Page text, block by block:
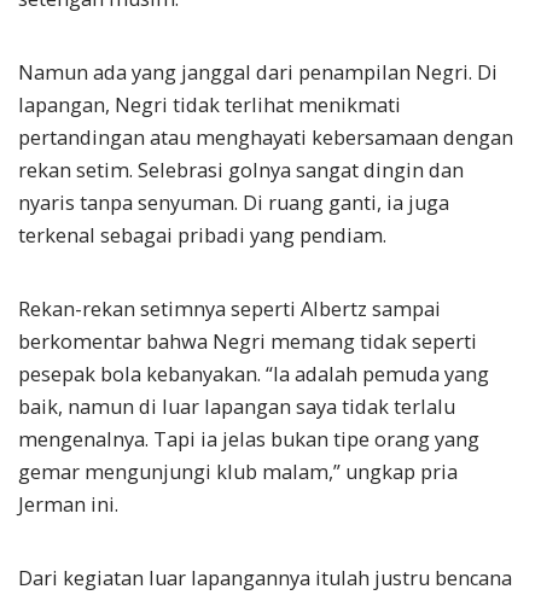
Namun ada yang janggal dari penampilan Negri. Di
lapangan, Negri tidak terlihat menikmati
pertandingan atau menghayati kebersamaan dengan
rekan setim. Selebrasi golnya sangat dingin dan
nyaris tanpa senyuman. Di ruang ganti, ia juga
terkenal sebagai pribadi yang pendiam.
Rekan-rekan setimnya seperti Albertz sampai
berkomentar bahwa Negri memang tidak seperti
pesepak bola kebanyakan. “Ia adalah pemuda yang
baik, namun di luar lapangan saya tidak terlalu
mengenalnya. Tapi ia jelas bukan tipe orang yang
gemar mengunjungi klub malam,” ungkap pria
Jerman ini.
Dari kegiatan luar lapangannya itulah justru bencana